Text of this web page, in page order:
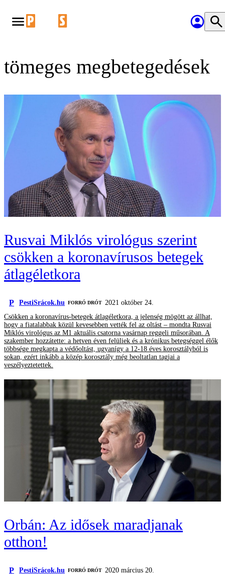
tömeges megbetegedések
Rusvai Miklós virológus szerint
csökken a koronavírusos betegek
átlagéletkora
P PestiSrácok.hu FORRÓ DRÓT 2021 október 24.
Csökken a koronavírus-betegek átlagéletkora, a jelenség mögött az állhat,
hogy a fiatalabbak közül kevesebben vették fel az oltást – mondta Rusvai
Miklós virológus az M1 aktuális csatorna vasárnap reggeli műsorában. A
szakember hozzátette: a hetven éven felüliek és a krónikus betegséggel élők
többsége megkapta a védőoltást, ugyanígy a 12-18 éves korosztályból is
sokan, ezért inkább a közép korosztály még beoltatlan tagjai a
veszélyeztetettek.
Orbán: Az idősek maradjanak
otthon!
P PestiSrácok.hu FORRÓ DRÓT 2020 március 20.